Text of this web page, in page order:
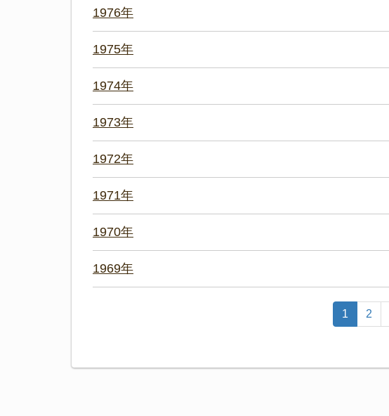
1976年
1975年
1974年
1973年
1972年
1971年
1970年
1969年
1 2